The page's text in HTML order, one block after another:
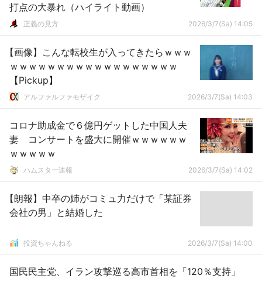
打点の大暴れ（ハイライト動画）
正義の見方 2026/3/7(Sa) 14:05
【画像】こんな転校生が入ってきたらｗｗｗ
ｗｗｗｗｗｗｗｗｗｗｗｗｗｗｗｗｗｗ
【Pickup】
アルファルファモザイク 2026/3/7(Sa) 14:03
コロナ助成金で６億円ゲットした中国人夫
妻 コンサートを盛大に開催ｗｗｗｗｗｗ
ｗｗｗｗｗ
ハムスター速報 2026/3/7(Sa) 14:02
【朗報】中卒の姉がコミュ力だけで「某証券
会社の男」と結婚した
投資ちゃんねる 2026/3/7(Sa) 14:00
国民民主党、イラン攻撃巡る高市首相を「120％支持」